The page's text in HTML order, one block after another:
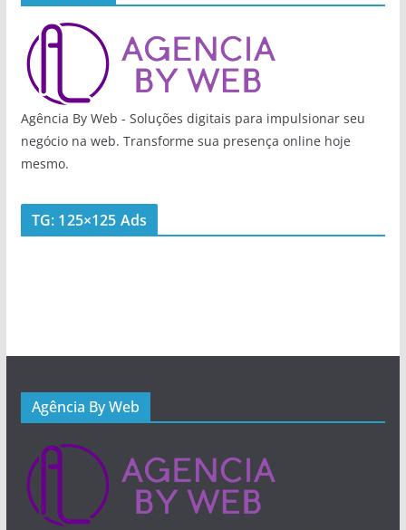
Agência By Web - Soluções digitais para impulsionar seu
negócio na web. Transforme sua presença online hoje
mesmo.
TG: 125×125 Ads
Agência By Web